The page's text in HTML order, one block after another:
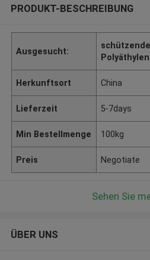
PRODUKT-BESCHREIBUNG
Ausgesucht:
Herkunftsort China
Lieferzeit 5-7days
Min Bestellmenge 100kg
Preis Negotiate
Sehen Sie
ÜBER UNS